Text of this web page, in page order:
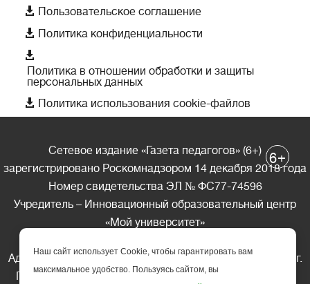
 Пользовательское соглашение
 Политика конфиденциальности

Политика в отношении обработки и защиты
персональных данных
 Политика использования cookie-файлов
Сетевое издание «Газета педагогов» (6+)
зарегистрировано Роскомнадзором 14 декабря 2018 года
Номер свидетельства ЭЛ № ФС77-74596
Учредитель – Инновационный образовательный центр
«Мой университет»
Адрес редакции: 185035 Россия, Республика Карелия, г.
Петрозаводск, ул. Фридриха Энгельса д.10, офис 211
6+
Наш сайт использует Cookie, чтобы гарантировать вам
максимальное удобство. Пользуясь сайтом, вы